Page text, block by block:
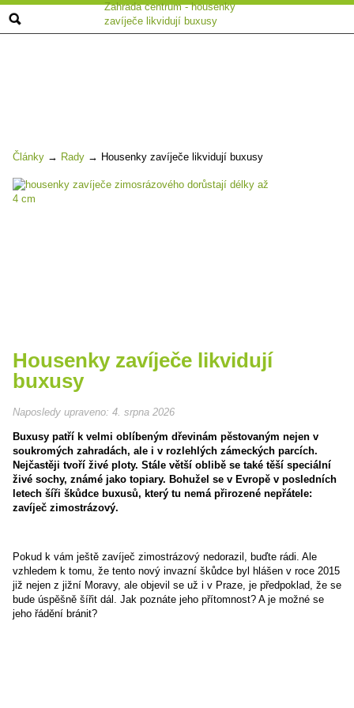
Zahrada centrum - housenky
zavíječe likvidují buxusy
Články → Rady → Housenky zavíječe likvidují buxusy
Housenky zavíječe likvidují
buxusy
Naposledy upraveno: 4. srpna 2026
Buxusy patří k velmi oblíbeným dřevinám pěstovaným nejen v
soukromých zahradách, ale i v rozlehlých zámeckých parcích.
Nejčastěji tvoří živé ploty. Stále větší oblibě se také těší speciální
živé sochy, známé jako topiary. Bohužel se v Evropě v posledních
letech šíři škůdce buxusů, který tu nemá přirozené nepřátele:
zavíječ zimostrázový.
Pokud k vám ještě zavíječ zimostrázový nedorazil, buďte rádi. Ale
vzhledem k tomu, že tento nový invazní škůdce byl hlášen v roce 2015
již nejen z jižní Moravy, ale objevil se už i v Praze, je předpoklad, že se
bude úspěšně šířit dál. Jak poznáte jeho přítomnost? A je možné se
jeho řádění bránit?